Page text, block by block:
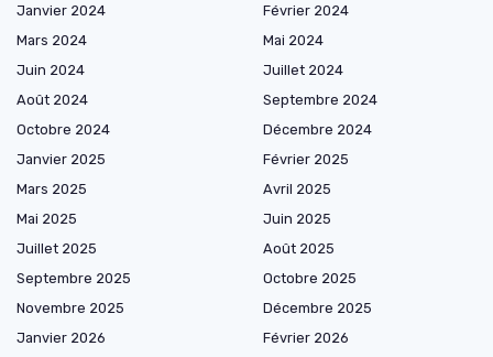
Janvier 2024
Février 2024
Mars 2024
Mai 2024
Juin 2024
Juillet 2024
Août 2024
Septembre 2024
Octobre 2024
Décembre 2024
Janvier 2025
Février 2025
Mars 2025
Avril 2025
Mai 2025
Juin 2025
Juillet 2025
Août 2025
Septembre 2025
Octobre 2025
Novembre 2025
Décembre 2025
Janvier 2026
Février 2026